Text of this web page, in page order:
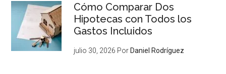
Cómo Comparar Dos
Hipotecas con Todos los
Gastos Incluidos
julio 30, 2026 Por Daniel Rodríguez